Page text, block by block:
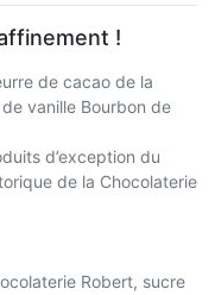
!
de cacao de la
vanille Bourbon de
d’exception du
de la Chocolaterie
Robert, sucre